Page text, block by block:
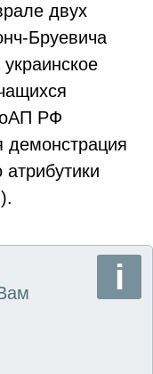
двух
Бруевича
украинское
РФ
демонстрация